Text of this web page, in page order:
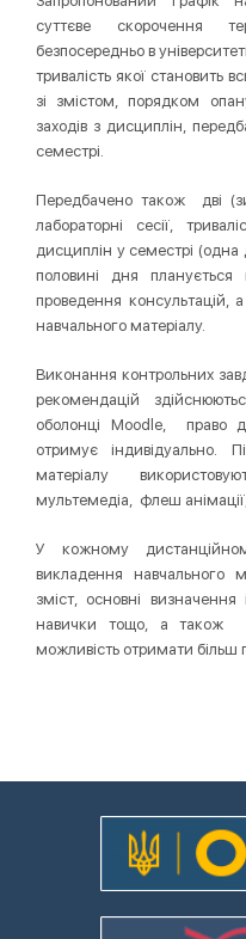
суттєве скорочення
безпосередньо в
тривалість якої становить
зі змістом, порядком
заходів з дисциплін,
семестрі.
Передбачено також дві
лабораторні сесії,
дисциплін у семестрі
половині дня планується
проведення консультацій,
навчального матеріалу.
Виконання контрольних
рекомендацій
оболонці Moodle, право
отримує індивідуально.
матеріалу
мультемедіа, флеш
У кожному
викладення навчального
зміст, основні визначення
навички тощо, а також
можливість отримати більш